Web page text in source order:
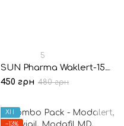
5
SUN Pharma Waklert-150® 10 таблеток (Армодафініл)
450 грн 480 грн
ХІТ
−13%